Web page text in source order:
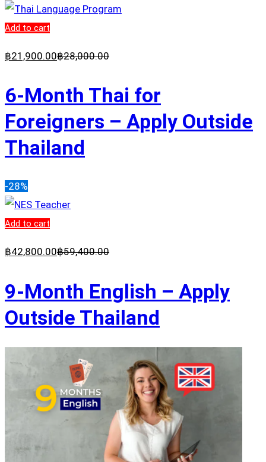
Add to cart
฿21,900.00฿28,000.00
6-Month Thai for
Foreigners – Apply Outside
Thailand
-28%
Add to cart
฿42,800.00฿59,400.00
9-Month English – Apply
Outside Thailand